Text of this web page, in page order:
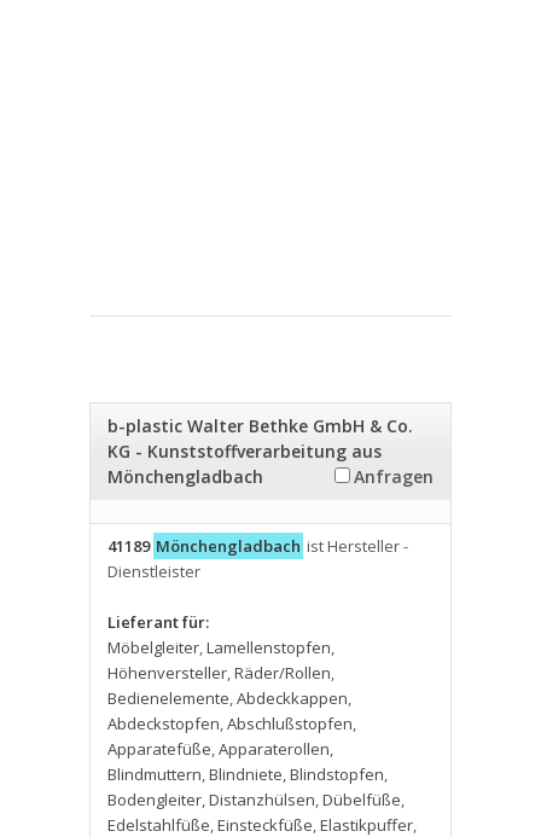
b-plastic Walter Bethke GmbH & Co.
KG - Kunststoffverarbeitung aus
Mönchengladbach
Anfragen
41189 Mönchengladbach ist Hersteller -
Dienstleister
Lieferant für:
Möbelgleiter,Lamellenstopfen,
Höhenversteller,Räder/Rollen,
Bedienelemente,Abdeckkappen,
Abdeckstopfen,Abschlußstopfen,
Apparatefüße,Apparaterollen,
Blindmuttern,Blindniete,Blindstopfen,
Bodengleiter,Distanzhülsen,Dübelfüße,
Edelstahlfüße,Einsteckfüße,Elastikpuffer,